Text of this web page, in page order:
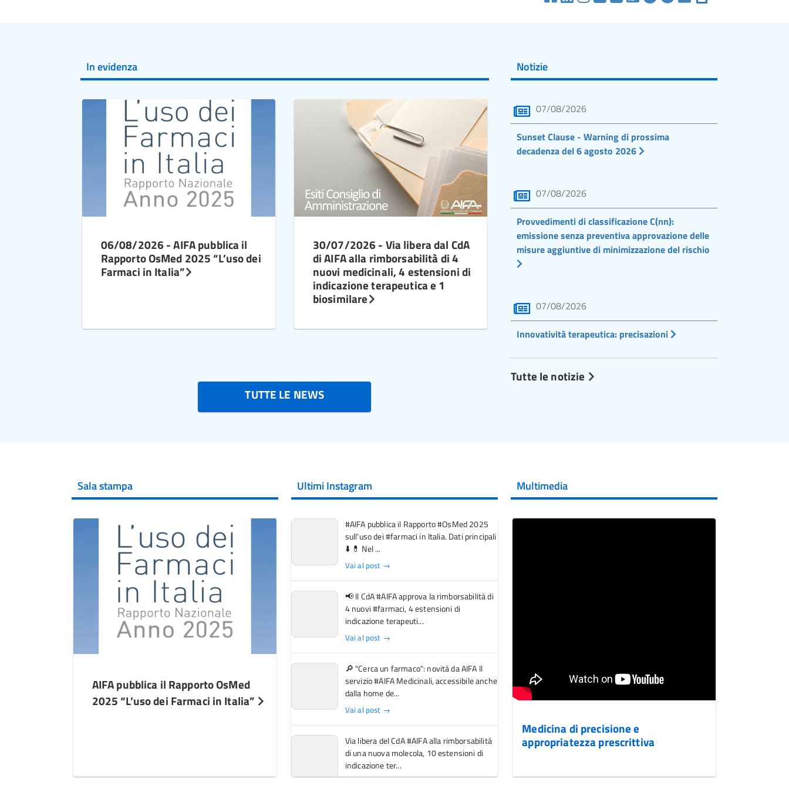
In evidenza
06/08/2026 - AIFA pubblica il
Rapporto OsMed 2025 “L’uso dei
Farmaci in Italia”
30/07/2026 - Via libera dal CdA
di AIFA alla rimborsabilità di 4
nuovi medicinali, 4 estensioni di
indicazione terapeutica e 1
biosimilare
TUTTE LE NEWS
Notizie
07/08/2026
Sunset Clause - Warning di prossima
decadenza del 6 agosto 2026
07/08/2026
Provvedimenti di classificazione C(nn):
emissione senza preventiva approvazione delle
misure aggiuntive di minimizzazione del rischio
07/08/2026
Innovatività terapeutica: precisazioni
Tutte le notizie
Sala stampa
AIFA pubblica il Rapporto OsMed
2025 “L’uso dei Farmaci in Italia”
Ultimi Instagram
#AIFA pubblica il Rapporto #OsMed 2025
sull’uso dei #farmaci in Italia. Dati principali
⬇️ 💊 Nel ...
Vai al post →
📢 Il CdA #AIFA approva la rimborsabilità di
4 nuovi #farmaci, 4 estensioni di
indicazione terapeuti...
Vai al post →
🔎 "Cerca un farmaco": novità da AIFA Il
servizio #AIFA Medicinali, accessibile anche
dalla home de...
Vai al post →
Via libera del CdA #AIFA alla rimborsabilità
di una nuova molecola, 10 estensioni di
indicazione ter...
Multimedia
Medicina di precisione e
appropriatezza prescrittiva